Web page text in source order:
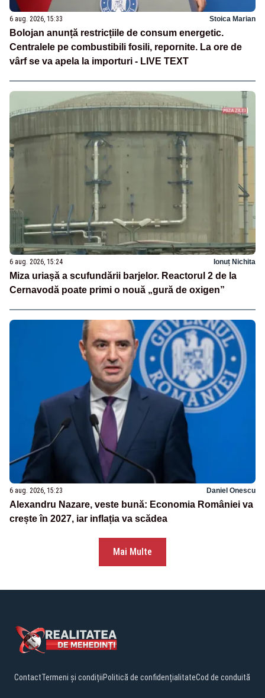
6 aug. 2026, 15:33 Stoica Marian
Bolojan anunță restricțiile de consum energetic.
Centralele pe combustibili fosili, repornite. La ore de
vârf se va apela la importuri - LIVE TEXT
6 aug. 2026, 15:24 Ionuț Nichita
Miza uriașă a scufundării barjelor. Reactorul 2 de la
Cernavodă poate primi o nouă „gură de oxigen”
6 aug. 2026, 15:23 Daniel Onescu
Alexandru Nazare, veste bună: Economia României va
crește în 2027, iar inflația va scădea
Mai Multe
ContactTermeni și condițiiPolitică de confidențialitateCod de conduită